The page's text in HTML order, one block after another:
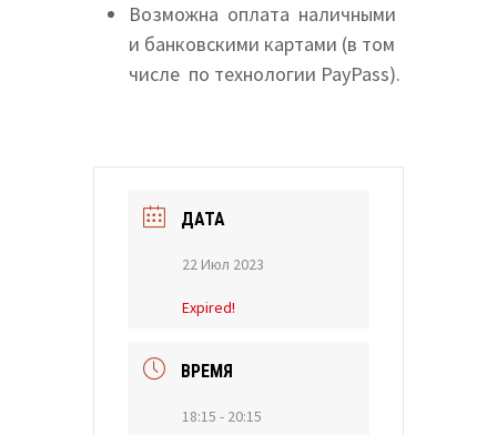
Возможна оплата наличными
и банковскими картами (в том
числе по технологии PayPass).
ДАТА
22 Июл 2023
Expired!
ВРЕМЯ
18:15 - 20:15